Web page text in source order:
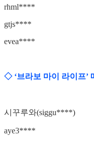
rhml****
gtjs****
evea****
◇ ‘브라보 마이 라이프’
시꾸루와(siggu****)
aye3****